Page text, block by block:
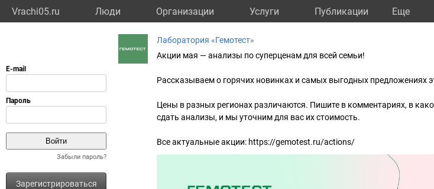
Vrachi05.ru Люди Организации Услуги Публикации Eще
Забыли пароль?
Зарегистрироваться
Лаборатория «Гемотест»
Акции мая — анализы по суперценам для всей семьи!
Рассказываем о горячих новинках и самых выгодных предложениях
Цены в разных регионах различаются. Пишите в комментариях, в
сдать анализы, и мы уточним для вас их стоимость.
Все актуальные акции: https://gemotest.ru/actions/